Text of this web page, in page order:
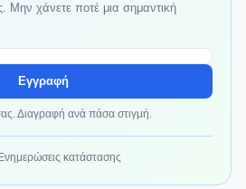
Μην χάνετε ποτέ μια σημαντική
Εγγραφή
Διαγραφή ανά πάσα στιγμή.
κατάστασης